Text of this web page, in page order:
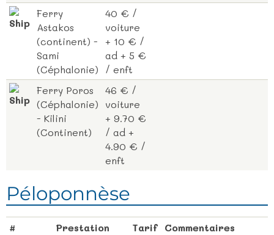
Ferry
Astakos
(continent) -
Sami
(Céphalonie)
40 € /
voiture
+ 10 € /
ad + 5 €
/ enft
Ferry Poros
(Céphalonie)
- Kilini
(Continent)
46 € /
voiture
+ 9.70 €
/ ad +
4.90 € /
enft
Péloponnèse
# Prestation Tarif Commentaires